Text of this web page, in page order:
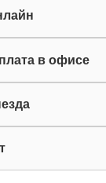
в офисе